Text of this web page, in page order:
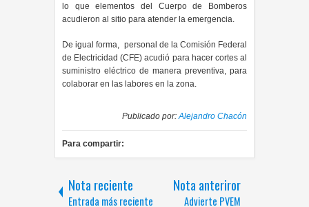
lo que elementos del Cuerpo de Bomberos
acudieron al sitio para atender la emergencia.
De igual forma, personal de la Comisión Federal
de Electricidad (CFE) acudió para hacer cortes al
suministro eléctrico de manera preventiva, para
colaborar en las labores en la zona.
Publicado por:Alejandro Chacón
Para compartir:
Nota reciente
Entrada más reciente
Nota anteriror
Advierte PVEM